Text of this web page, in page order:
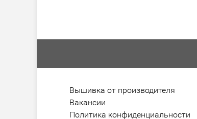
Вышивка от производителя
Вакансии
Политика конфиденциальности